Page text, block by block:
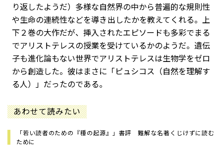
り返したようだ）多様な自然界の中から普遍的な規則性
や生命の連続性などを導き出したかを教えてくれる。上
下２巻の大作だが、挿入されたエピソードも多彩でまる
でアリストテレスの授業を受けているかのようだ。遺伝
子も進化論もない世界でアリストテレスは生物学をゼロ
から創造した。彼はまさに「ピュシコス（自然を理解す
る人）」だったのである。
あわせて読みたい
「若い読者のための『種の起源』」書評 難解な名著くじけずに読む
ために